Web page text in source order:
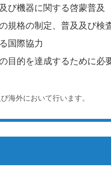
び機器に関する啓蒙普及
規格の制定、普及及び検
国際協力
目的を達成するために必
海外において行います。